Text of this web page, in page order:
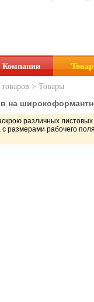
Компании
> Товары
на
различных
с размерами рабочего